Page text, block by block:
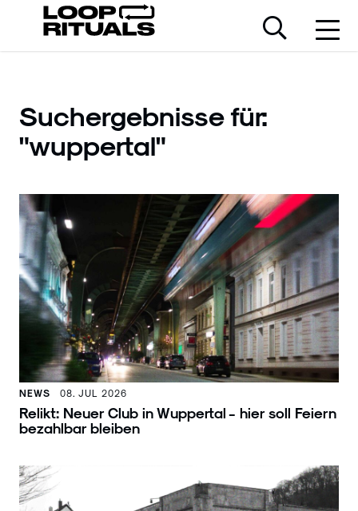
Suchergebnisse für:
"wuppertal"
NEWS 08. JUL 2026
Relikt: Neuer Club in Wuppertal - hier soll Feiern
bezahlbar bleiben